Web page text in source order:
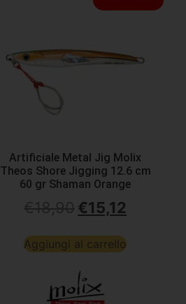
Artificiale Metal Jig Molix
Theos Shore Jigging 12.6 cm
60 gr Shaman Orange
€15,12
Aggiungi al carrello